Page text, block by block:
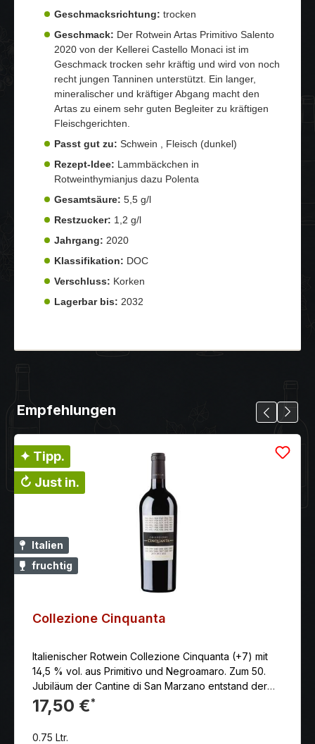
Geschmacksrichtung: trocken
Geschmack: Der Rotwein Artas Primitivo Salento
2020 von der Kellerei Castello Monaci ist im
Geschmack trocken sehr kräftig und wird von noch
recht jungen Tanninen unterstützt. Ein langer,
mineralischer und kräftiger Abgang macht den
Artas zu einem sehr guten Begleiter zu kräftigen
Fleischgerichten.
Passt gut zu: Schwein , Fleisch (dunkel)
Rezept-Idee: Lammbäckchen in
Rotweinthymianjus dazu Polenta
Gesamtsäure: 5,5 g/l
Restzucker: 1,2 g/l
Jahrgang: 2020
Klassifikation: DOC
Verschluss: Korken
Lagerbar bis: 2032
Empfehlungen
✦ Tipp.
↻ Just in.
Italien
fruchtig
Collezione Cinquanta
Italienischer Rotwein Collezione Cinquanta (+7) mit
14,5 % vol. aus Primitivo und Negroamaro. Zum 50.
Jubiläum der Cantine di San Marzano entstand der
Collezione Cinquanta Vino Rosso d’Italia.
17,50 €*
0.75 Ltr.